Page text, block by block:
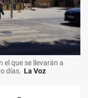
el que se llevarán a
días. La Voz